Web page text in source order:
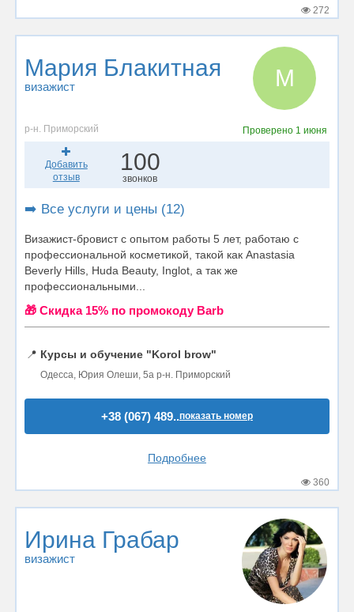
272
Мария Блакитная
визажист М
р-н. Приморский Проверено 1 июня
Добавить
отзыв
100
звонков
➡️ Все услуги и цены (12)
Визажист-бровист с опытом работы 5 лет, работаю с
профессиональной косметикой, такой как Anastasia
Beverly Hills, Huda Beauty, Inglot, а так же
профессиональными...
🎁 Cкидка 15% по промокоду Barb
📍 Курсы и обучение "Korol brow"
Одесса, Юрия Олеши, 5а р-н. Приморский
+38 (067) 489..показать номер
Подробнее
360
Ирина Грабар
визажист